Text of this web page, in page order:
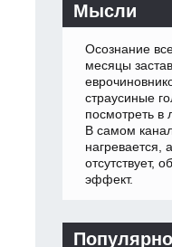
Мысли
Осознание
месяцы
страусиные
посмотреть в
В самом
нагревается,
отсутствует,
эффект.